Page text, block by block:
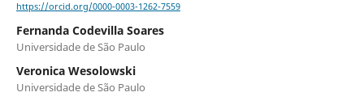
https://orcid.org/0000-0003-1262-7559
Fernanda Codevilla Soares
Universidade de São Paulo
Veronica Wesolowski
Universidade de São Paulo